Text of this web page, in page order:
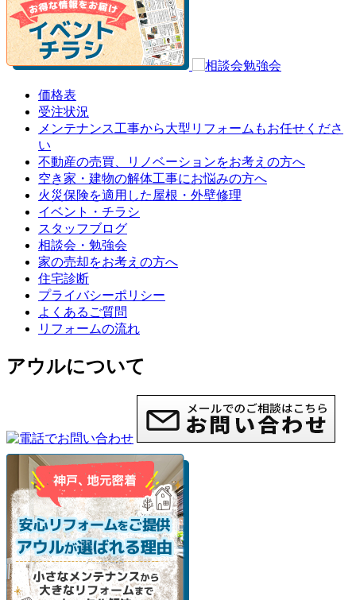
価格表
受注状況
メンテナンス工事から大型リフォームもお任せくださ
い
不動産の売買、リノベーションをお考えの方へ
空き家・建物の解体工事にお悩みの方へ
火災保険を適用した屋根・外壁修理
イベント・チラシ
スタッフブログ
相談会・勉強会
家の売却をお考えの方へ
住宅診断
プライバシーポリシー
よくあるご質問
リフォームの流れ
アウルについて